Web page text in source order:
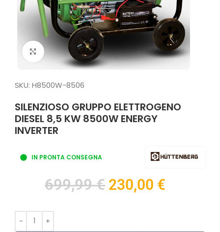
Click to enlarge
SKU: H8500W-8506
SILENZIOSO GRUPPO ELETTROGENO
DIESEL 8,5 KW 8500W ENERGY
INVERTER
IN PRONTA CONSEGNA
699,99€ 230,00 €